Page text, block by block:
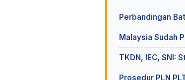
Perbandingan
Malaysia Sudah
TKDN, IEC, SNI:
Prosedur PLN